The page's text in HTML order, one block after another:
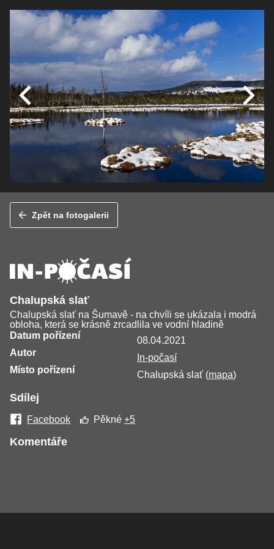
Zpět na fotogalerii
Chalupská slať
Chalupská slať na Šumavě - na chvíli se ukázala i modrá
obloha, která se krásně zrcadlila ve vodní hladině
Datum pořízení
08.04.2021
Autor
In-počasí
Místo pořízení
Chalupská slať (mapa)
Sdílej
Facebook Pěkné+5
Komentáře